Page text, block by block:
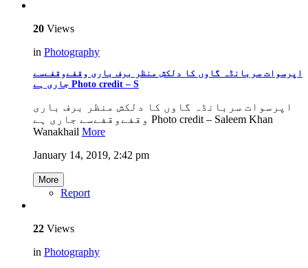
20 Views
in Photography
اپرسوات سربانڈہ گاوں کا دلکش منظر برف باری وقفےوقفےسے
جاری ہے Photo credit – S
اپرسوات سربانڈہ گاوں کا دلکش منظر برف باری
وقفےوقفےسے جاری ہے Photo credit – Saleem Khan
Wanakhail More
January 14, 2019, 2:42 pm
More
Report
22 Views
in Photography